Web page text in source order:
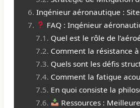
Ingénieur aéronautique :
FAQ : Ingénieur
Quel est le rôle de
Comment la résistance
Quels sont les défis
Comment la fatigue
En quoi consiste la
Ressources :